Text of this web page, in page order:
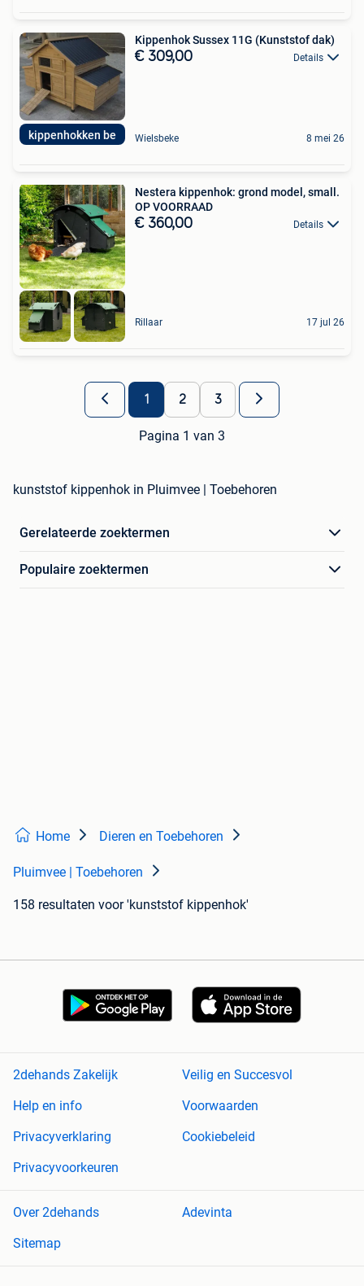
kippenhokken be
Kippenhok Sussex 11G (Kunststof dak)
€ 309,00 Details
Wielsbeke 8 mei 26
Nestera kippenhok: grond model, small.
OP VOORRAAD
€ 360,00 Details
Rillaar 17 jul 26
1 2 3
Pagina 1 van 3
kunststof kippenhok in Pluimvee | Toebehoren
Gerelateerde zoektermen
Populaire zoektermen
Home Dieren en Toebehoren
Pluimvee | Toebehoren
158 resultaten voor 'kunststof kippenhok'
2dehands Zakelijk
Veilig en Succesvol
Help en info
Voorwaarden
Privacyverklaring
Cookiebeleid
Privacyvoorkeuren
Over 2dehands
Adevinta
Sitemap